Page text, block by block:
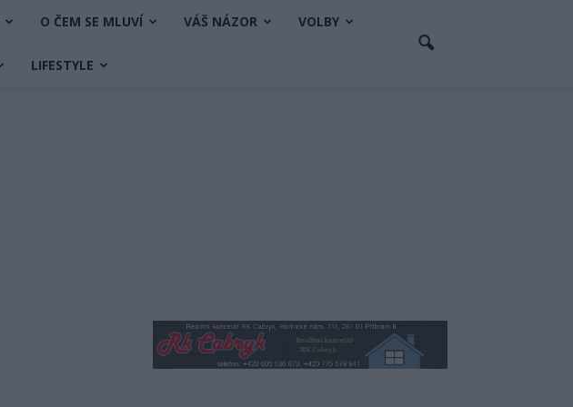
O ČEM SE MLUVÍ VÁŠ NÁZOR VOLBY
LIFESTYLE